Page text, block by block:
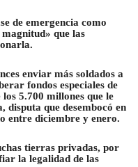
de emergencia como
que las
enviar más soldados a
fondos especiales de
5.700 millones que le
disputa que desembocó en
entre diciembre y enero.
tierras privadas, por
la legalidad de las